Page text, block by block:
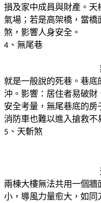
損及家中成員與財產。天
氣場；若是高架橋，當
煞，影響人身安全。
4 、無尾巷
就是一般說的死巷。巷
沖。 影響：居住者易破
安全考量，無尾巷底的房
消防車也難以進入搶救不
5 、天斬煞
兩棟大樓無法共用一個
小，導風力量愈大，如同